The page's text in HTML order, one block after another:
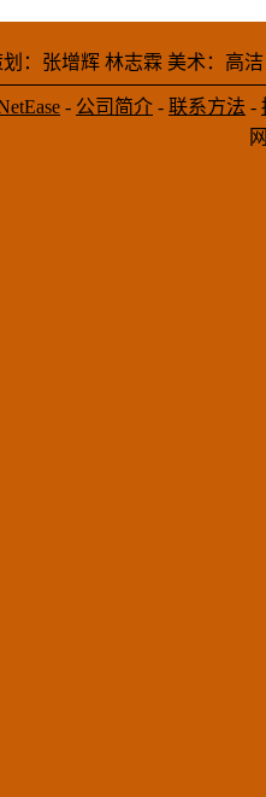
划：张增辉 林志霖 美术：高
- 公司简介 - 联系方法 -